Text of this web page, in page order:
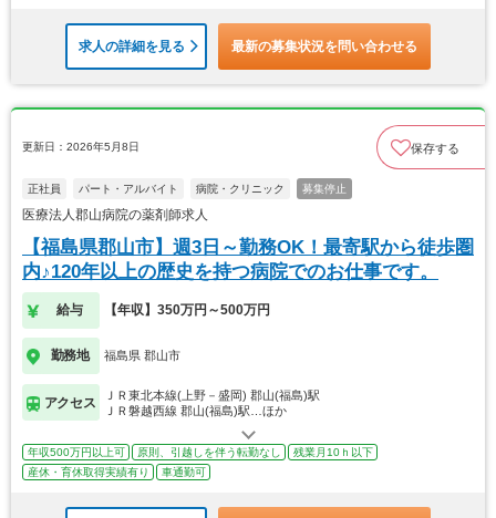
求人の詳細を見る 最新の募集状況を問い合わせる
更新日：2026年5月8日 保存する
正社員 パート・アルバイト 病院・クリニック 募集停止
医療法人郡山病院の薬剤師求人
【福島県郡山市】週3日～勤務OK！最寄駅から徒歩圏
内♪120年以上の歴史を持つ病院でのお仕事です。
給与 【年収】350万円～500万円
勤務地 福島県 郡山市
アクセス
ＪＲ東北本線(上野－盛岡) 郡山(福島)駅
ＪＲ磐越西線 郡山(福島)駅…ほか
年収500万円以上可 原則、引越しを伴う転勤なし
残業月10ｈ以下
産休・育休取得実績有り
車通勤可